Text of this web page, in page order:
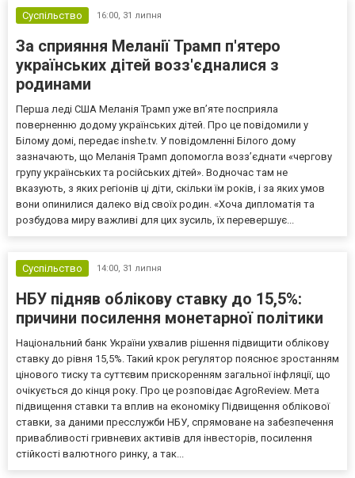
Суспільство 16:00, 31 липня
За сприяння Меланії Трамп п'ятеро
українських дітей возз'єдналися з
родинами
Перша леді США Меланія Трамп уже впʼяте посприяла
поверненню додому українських дітей. Про це повідомили у
Білому домі, передає inshe.tv. У повідомленні Білого дому
зазначають, що Меланія Трамп допомогла возз’єднати «чергову
групу українських та російських дітей». Водночас там не
вказують, з яких регіонів ці діти, скільки їм років, і за яких умов
вони опинилися далеко від своїх родин. «Хоча дипломатія та
розбудова миру важливі для цих зусиль, їх перевершує...
Суспільство 14:00, 31 липня
НБУ підняв облікову ставку до 15,5%:
причини посилення монетарної політики
Національний банк України ухвалив рішення підвищити облікову
ставку до рівня 15,5%. Такий крок регулятор пояснює зростанням
цінового тиску та суттєвим прискоренням загальної інфляції, що
очікується до кінця року. Про це розповідає AgroReview. Мета
підвищення ставки та вплив на економіку Підвищення облікової
ставки, за даними пресслужби НБУ, спрямоване на забезпечення
привабливості гривневих активів для інвесторів, посилення
стійкості валютного ринку, а так...